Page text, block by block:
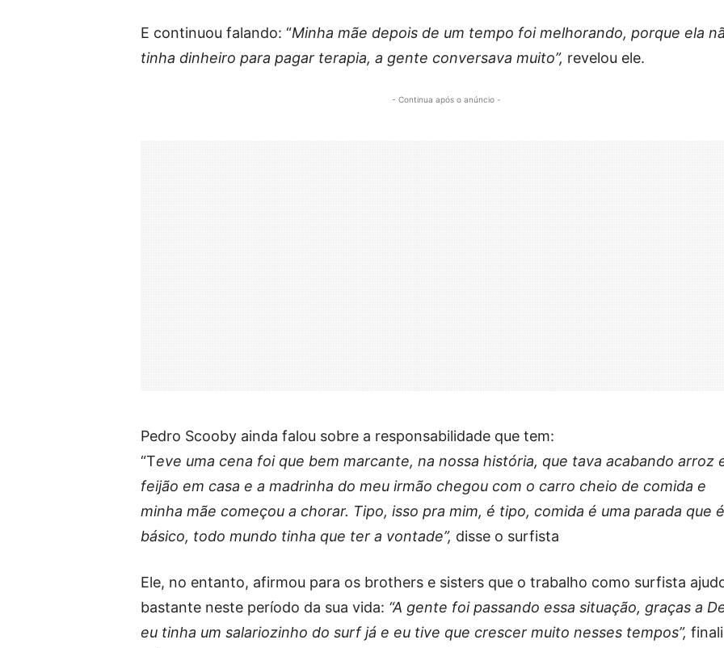
E continuou falando: “Minha mãe depois de um tempo foi melhorando, porque ela
tinha dinheiro para pagar terapia, a gente conversava muito”, revelou ele.
- Continua após o anúncio -
Pedro Scooby ainda falou sobre a responsabilidade que tem:
“Teve uma cena foi que bem marcante, na nossa história, que tava acabando arroz
feijão em casa e a madrinha do meu irmão chegou com o carro cheio de comida e
minha mãe começou a chorar. Tipo, isso pra mim, é tipo, comida é uma parada que é
básico, todo mundo tinha que ter a vontade”, disse o surfista
Ele, no entanto, afirmou para os brothers e sisters que o trabalho como surfista
bastante neste período da sua vida: “A gente foi passando essa situação, graças a
eu tinha um salariozinho do surf já e eu tive que crescer muito nesses tempos”,